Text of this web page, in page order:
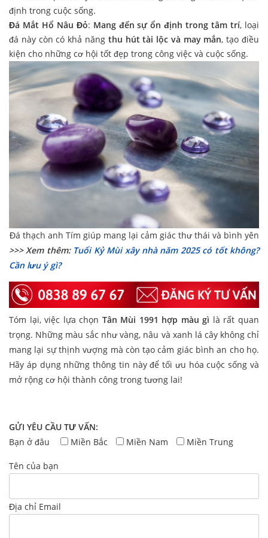
định trong cuộc sống.
Đá Mắt Hổ Nâu Đỏ: Mang đến sự ổn định trong tâm trí, loại
đá này còn có khả năng thu hút tài lộc và may mắn, tạo điều
kiện cho những cơ hội tốt đẹp trong công việc và cuộc sống.
Đá thạch anh Tím giúp mang lại cảm giác thư thái và bình yên
>>> Xem thêm: Tuổi Kỷ Mùi xây nhà năm 2025 có tốt không?
Cần lưu ý gì?
Tóm lại, việc lựa chọn Tân Mùi 1991 hợp màu gì​ là rất quan
trọng. Những màu sắc như vàng, nâu và xanh lá cây không chỉ
mang lại sự thịnh vượng mà còn tạo cảm giác bình an cho họ.
Hãy áp dụng những thông tin này để tối ưu hóa cuộc sống và
mở rộng cơ hội thành công trong tương lai!
GỬI YÊU CẦU TƯ VẤN:
Bạn ở đâu
Miền Bắc Miền Nam Miền Trung
Tên của bạn
Địa chỉ Email